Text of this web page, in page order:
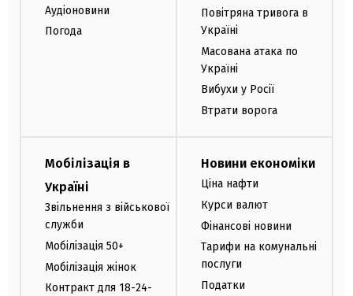
Аудіоновини
Погода
Повітряна тривога в
Україні
Масована атака по
Україні
Вибухи у Росії
Втрати ворога
Мобілізація в
Україні
Звільнення з військової
служби
Мобілізація 50+
Мобілізація жінок
Контракт для 18-24-
Новини економіки
Ціна нафти
Курси валют
Фінансові новини
Тарифи на комунальні
послуги
Податки